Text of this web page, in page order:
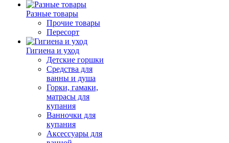
Разные товары
Прочие товары
Пересорт
Гигиена и уход
Детские горшки
Средства для
ванны и душа
Горки, гамаки,
матрасы для
купания
Ванночки для
купания
Аксессуары для